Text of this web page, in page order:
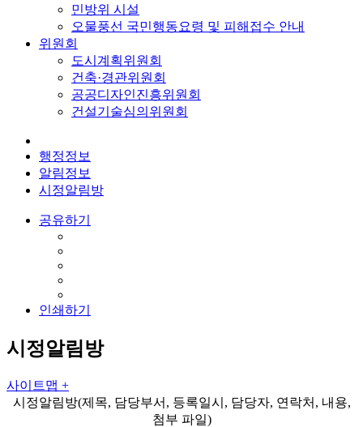
민방위 시설
오물풍선 국민행동요령 및 피해접수 안내
위원회
도시계획위원회
건축·경관위원회
공공디자인진흥위원회
건설기술심의위원회
행정정보
알림정보
시정알림방
공유하기
인쇄하기
시정알림방
사이트맵 +
시정알림방(제목, 담당부서, 등록일시, 담당자, 연락처, 내용,
첨부 파일)